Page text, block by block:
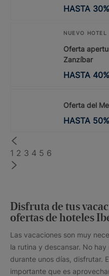
HASTA 30%
NUEVO HOTEL
Oferta
Zanzíbar
HASTA 40%
Oferta del
HASTA 50%
1 2 3 4 5 6
Disfruta de tus
ofertas de hoteles
Las vacaciones son muy
la rutina y descansar. No
durante unos días, disfrutar.
importante que es